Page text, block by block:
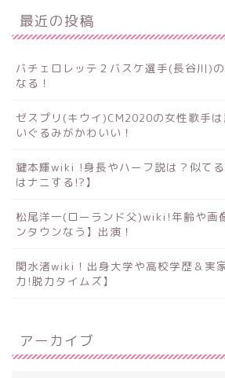
最近の投稿
バチェロレッテ２バスケ選手(長谷川)
なる！
ゼスプリ(キウイ)CM2020の女性歌手
いぐるみがかわいい！
鍵本輝wiki !身長やハーフ説は？似て
はナニする!?】
松尾洋一(ローランド父)wiki!年齢や画
ンタウンなう】出演！
関水渚wiki！出身大学や高校学歴＆実
力!脱力タイムズ】
アーカイブ